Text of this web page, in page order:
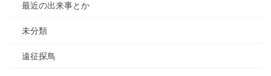
最近の出来事とか
未分類
遠征探鳥